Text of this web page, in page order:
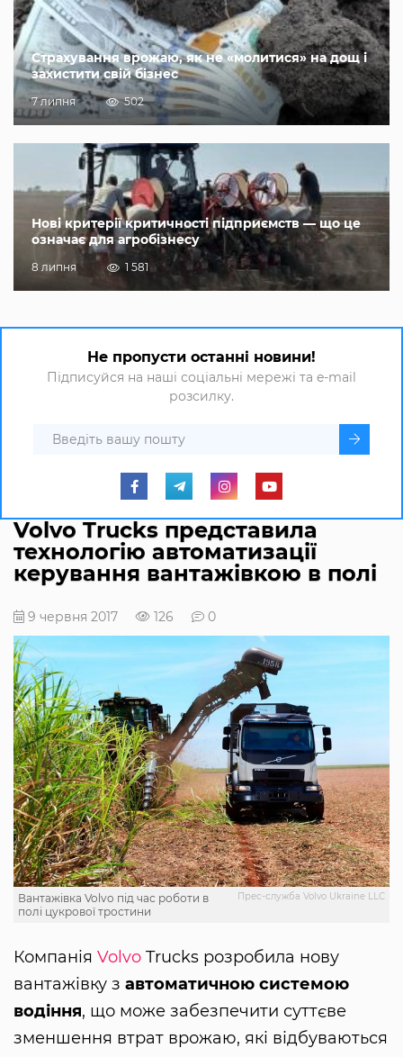
Страхування врожаю, як не «молитися» на дощ і
захистити свій бізнес
7 липня 502
Нові критерії критичності підприємств — що це
означає для агробізнесу
8 липня 1 581
Не пропусти останні новини!
Підписуйся на наші соціальні мережі та e-mail
розсилку.
Volvo Trucks представила
технологію автоматизації
керування вантажівкою в полі
9 червня 2017 126 0
Прес-служба Volvo Ukraine LLC
Вантажівка Volvo під час роботи в
полі цукрової тростини
Компанія Volvo Trucks розробила нову
вантажівку з автоматичною системою
водіння, що може забезпечити суттєве
зменшення втрат врожаю, які відбуваються